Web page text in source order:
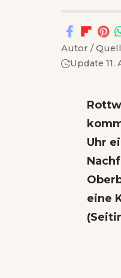
Autor /
Update
Uhr
eine